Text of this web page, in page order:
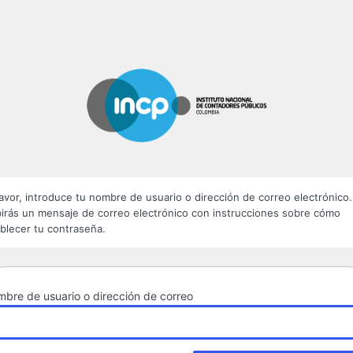
introduce tu nombre de usuario o dirección de correo electrónico.
un mensaje de correo electrónico con instrucciones sobre cómo
tu contraseña.
de usuario o dirección de correo